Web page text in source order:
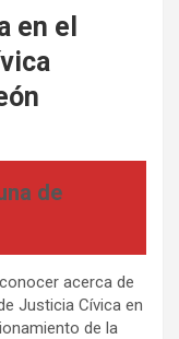
en el
de
acerca de
Justicia Cívica en
de la